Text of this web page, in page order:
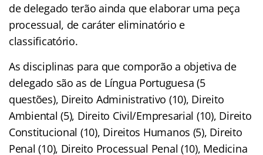
de delegado terão ainda que elaborar uma peça
processual, de caráter eliminatório e
classificatório.
As disciplinas para que comporão a objetiva de
delegado são as de Língua Portuguesa (5
questões), Direito Administrativo (10), Direito
Ambiental (5), Direito Civil/Empresarial (10), Direito
Constitucional (10), Direitos Humanos (5), Direito
Penal (10), Direito Processual Penal (10), Medicina